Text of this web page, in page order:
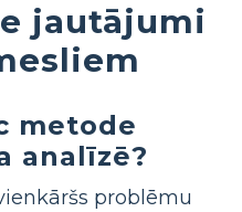
jautājumi
metode
analīzē?
problēmu